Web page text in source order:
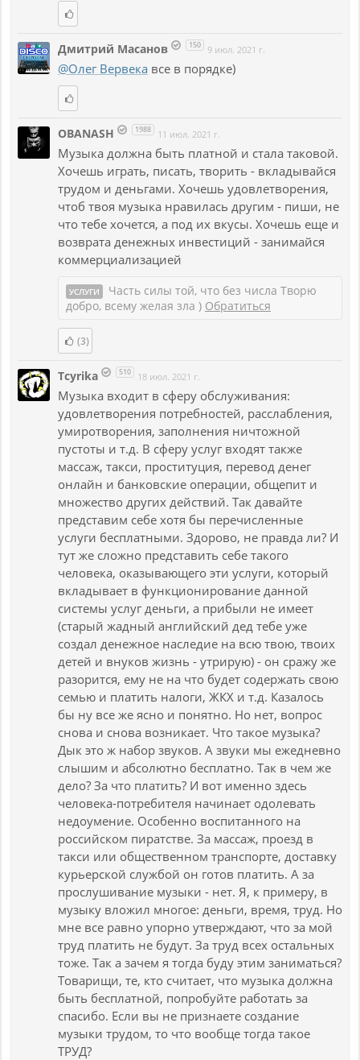
Дмитрий Масанов 150 9 июл. 2021 г.
@Олег Вервека все в порядке)
OBANASH 1988 11 июл. 2021 г.
Музыка должна быть платной и стала таковой.
Хочешь играть, писать, творить - вкладывайся
трудом и деньгами. Хочешь удовлетворения,
чтоб твоя музыка нравилась другим - пиши, не
что тебе хочется, а под их вкусы. Хочешь еще и
возврата денежных инвестиций - занимайся
коммерциализацией
УСЛУГИ
Часть силы той, что без числа Творю
добро, всему желая зла ) Обратиться
(3)
Tcyrika 510 18 июл. 2021 г.
Музыка входит в сферу обслуживания:
удовлетворения потребностей, расслабления,
умиротворения, заполнения ничтожной
пустоты и т.д. В сферу услуг входят также
массаж, такси, проституция, перевод денег
онлайн и банковские операции, общепит и
множество других действий. Так давайте
представим себе хотя бы перечисленные
услуги бесплатными. Здорово, не правда ли? И
тут же сложно представить себе такого
человека, оказывающего эти услуги, который
вкладывает в функционирование данной
системы услуг деньги, а прибыли не имеет
(старый жадный английский дед тебе уже
создал денежное наследие на всю твою, твоих
детей и внуков жизнь - утрирую) - он сражу же
разорится, ему не на что будет содержать свою
семью и платить налоги, ЖКХ и т.д. Казалось
бы ну все же ясно и понятно. Но нет, вопрос
снова и снова возникает. Что такое музыка?
Дык это ж набор звуков. А звуки мы ежедневно
слышим и абсолютно бесплатно. Так в чем же
дело? За что платить? И вот именно здесь
человека-потребителя начинает одолевать
недоумение. Особенно воспитанного на
российском пиратстве. За массаж, проезд в
такси или общественном транспорте, доставку
курьерской службой он готов платить. А за
прослушивание музыки - нет. Я, к примеру, в
музыку вложил многое: деньги, время, труд. Но
мне все равно упорно утверждают, что за мой
труд платить не будут. За труд всех остальных
тоже. Так а зачем я тогда буду этим заниматься?
Товарищи, те, кто считает, что музыка должна
быть бесплатной, попробуйте работать за
спасибо. Если вы не признаете создание
музыки трудом, то что вообще тогда такое
ТРУД?